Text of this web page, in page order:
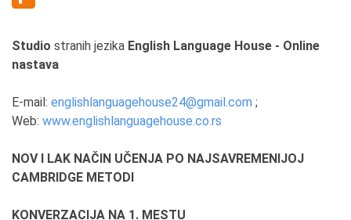
Studio stranih jezika English Language House - Online
nastava
E-mail: englishlanguagehouse24@gmail.com ;
Web: www.englishlanguagehouse.co.rs
NOV I LAK NAČIN UČENJA PO NAJSAVREMENIJOJ
CAMBRIDGE METODI
KONVERZACIJA NA 1. MESTU